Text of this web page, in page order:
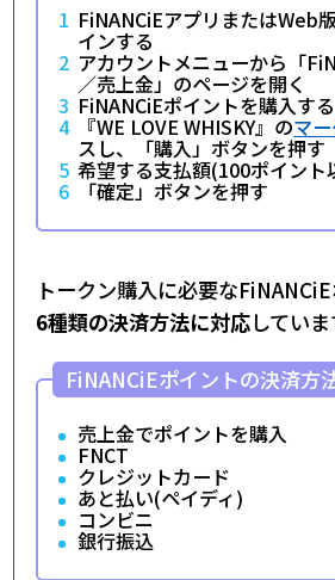
FiNANCiEアプリまたはWeb
インする
アカウントメニューから「
／売上金」のページを開く
FiNANCiEポイントを購入する
『WE LOVE WHISKY』のマ
スし、「購入」ボタンを押す
希望する支払額(100ポイント
「確定」ボタンを押す
トークン購入に必要な
6種類の決済方法に対応していま
FiNANCiEポイントの決済方
売上金でポイントを購入
FNCT
クレジットカード
あと払い(ペイディ)
コンビニ
銀行振込